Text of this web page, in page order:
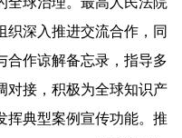
织深入推进交流合作，同
合作谅解备忘录，指导多
对接，积极为全球知识产
挥典型案例宣传功能。推